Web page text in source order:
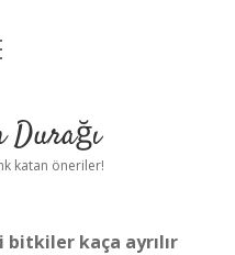
Durağı
katan öneriler!
bitkiler kaça ayrılır